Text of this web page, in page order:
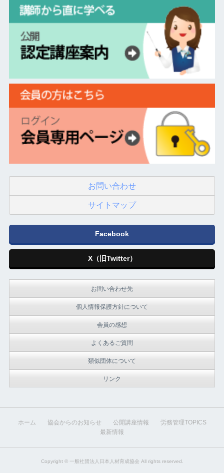
お問い合わせ
サイトマップ
Facebook
X（旧Twitter）
お問い合わせ先
個人情報保護方針について
会員の感想
よくあるご質問
類似団体について
リンク
ホーム 協会からのお知らせ 公開講座情報
労務管理TOPICS
最新情報
Copyright © 一般社団法人日本人材育成協会 All rights reserved.